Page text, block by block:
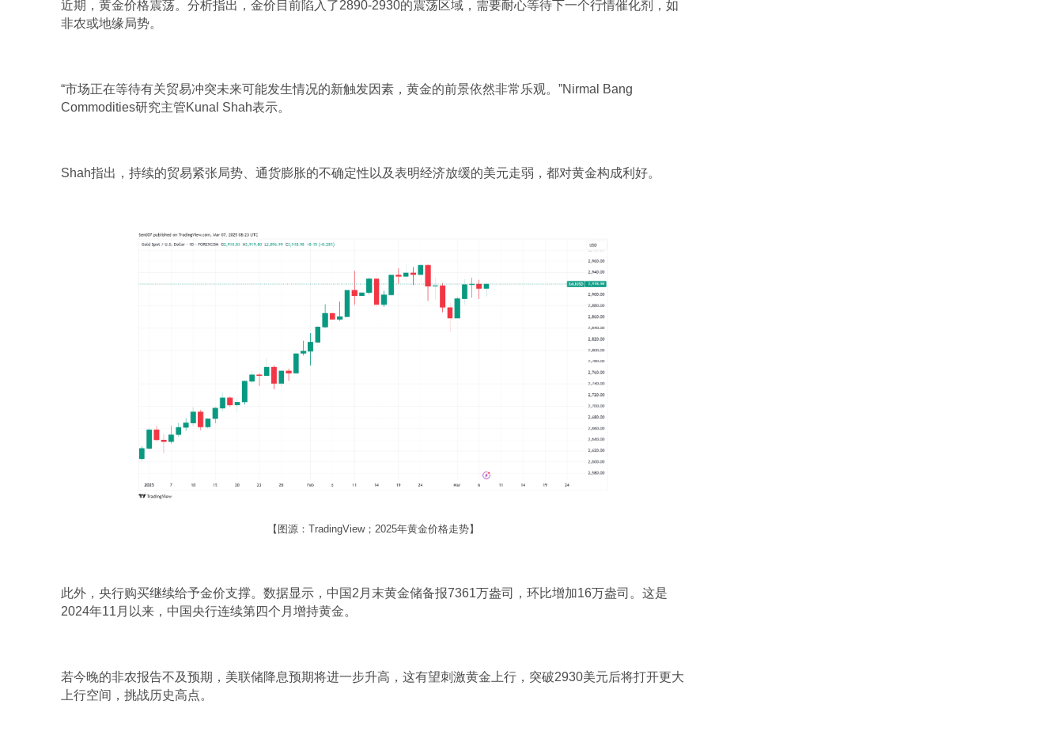
近期，黄金价格震荡。分析指出，金价目前陷入了2890-2930的震荡区域，需要耐心等待下一个行情催化剂，如
非农或地缘局势。
“市场正在等待有关贸易冲突未来可能发生情况的新触发因素，黄金的前景依然非常乐观。”Nirmal Bang
Commodities研究主管Kunal Shah表示。
Shah指出，持续的贸易紧张局势、通货膨胀的不确定性以及表明经济放缓的美元走弱，都对黄金构成利好。
【图源：TradingView；2025年黄金价格走势】
此外，央行购买继续给予金价支撑。数据显示，中国2月末黄金储备报7361万盎司，环比增加16万盎司。这是
2024年11月以来，中国央行连续第四个月增持黄金。
若今晚的非农报告不及预期，美联储降息预期将进一步升高，这有望刺激黄金上行，突破2930美元后将打开更大
上行空间，挑战历史高点。